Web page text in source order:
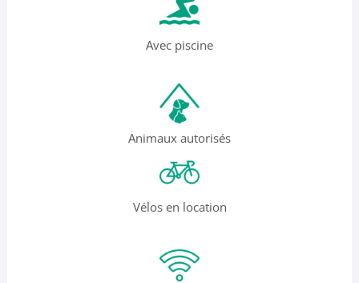
Avec piscine
Animaux autorisés
Vélos en location